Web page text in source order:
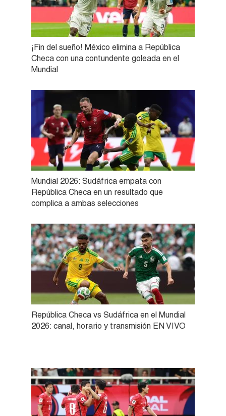
¡Fin del sueño! México elimina a República
Checa con una contundente goleada en el
Mundial
Mundial 2026: Sudáfrica empata con
República Checa en un resultado que
complica a ambas selecciones
República Checa vs Sudáfrica en el Mundial
2026: canal, horario y transmisión EN VIVO